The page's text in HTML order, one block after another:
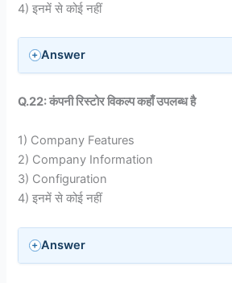
4) इनमें से कोई नहीं
Answer
Q.22: कंपनी रिस्टोर विकल्प कहाँ उपलब्ध है
1) Company Features
2) Company Information
3) Configuration
4) इनमें से कोई नहीं
Answer